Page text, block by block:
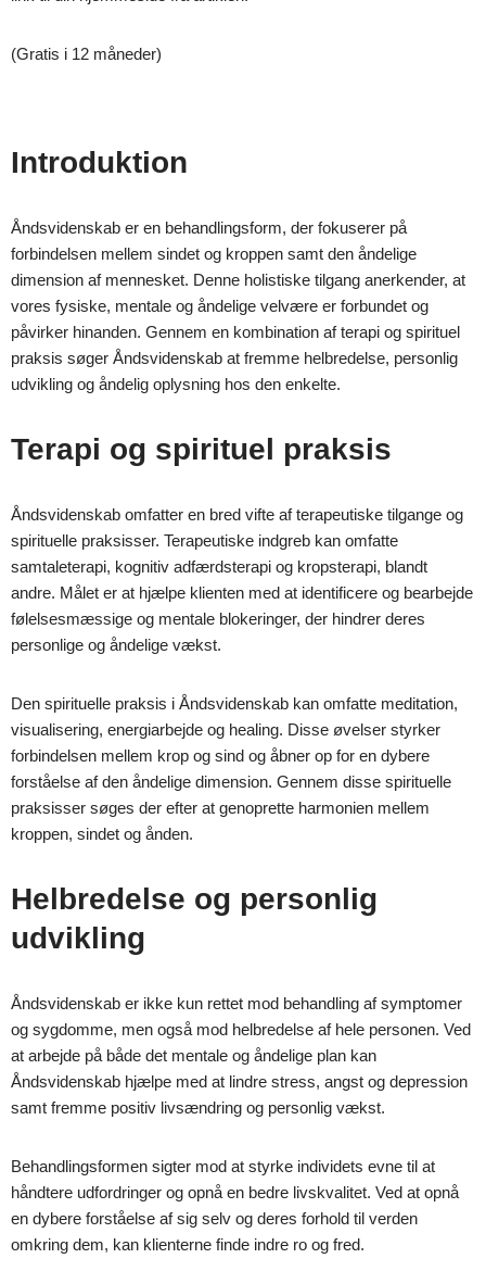
(Gratis i 12 måneder)
Introduktion
Åndsvidenskab er en behandlingsform, der fokuserer på
forbindelsen mellem sindet og kroppen samt den åndelige
dimension af mennesket. Denne holistiske tilgang anerkender, at
vores fysiske, mentale og åndelige velvære er forbundet og
påvirker hinanden. Gennem en kombination af terapi og spirituel
praksis søger Åndsvidenskab at fremme helbredelse, personlig
udvikling og åndelig oplysning hos den enkelte.
Terapi og spirituel praksis
Åndsvidenskab omfatter en bred vifte af terapeutiske tilgange og
spirituelle praksisser. Terapeutiske indgreb kan omfatte
samtaleterapi, kognitiv adfærdsterapi og kropsterapi, blandt
andre. Målet er at hjælpe klienten med at identificere og bearbejde
følelsesmæssige og mentale blokeringer, der hindrer deres
personlige og åndelige vækst.
Den spirituelle praksis i Åndsvidenskab kan omfatte meditation,
visualisering, energiarbejde og healing. Disse øvelser styrker
forbindelsen mellem krop og sind og åbner op for en dybere
forståelse af den åndelige dimension. Gennem disse spirituelle
praksisser søges der efter at genoprette harmonien mellem
kroppen, sindet og ånden.
Helbredelse og personlig
udvikling
Åndsvidenskab er ikke kun rettet mod behandling af symptomer
og sygdomme, men også mod helbredelse af hele personen. Ved
at arbejde på både det mentale og åndelige plan kan
Åndsvidenskab hjælpe med at lindre stress, angst og depression
samt fremme positiv livsændring og personlig vækst.
Behandlingsformen sigter mod at styrke individets evne til at
håndtere udfordringer og opnå en bedre livskvalitet. Ved at opnå
en dybere forståelse af sig selv og deres forhold til verden
omkring dem, kan klienterne finde indre ro og fred.